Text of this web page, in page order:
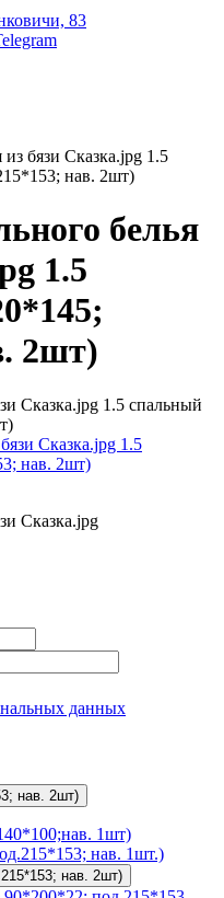
83
бязи Сказка.jpg 1.5
нав. 2шт)
белья
1.5
2шт)
Сказка.jpg 1.5 спальный
Сказка.jpg
данных
нав. 2шт)
1шт)
нав. 1шт.)
нав. 2шт)